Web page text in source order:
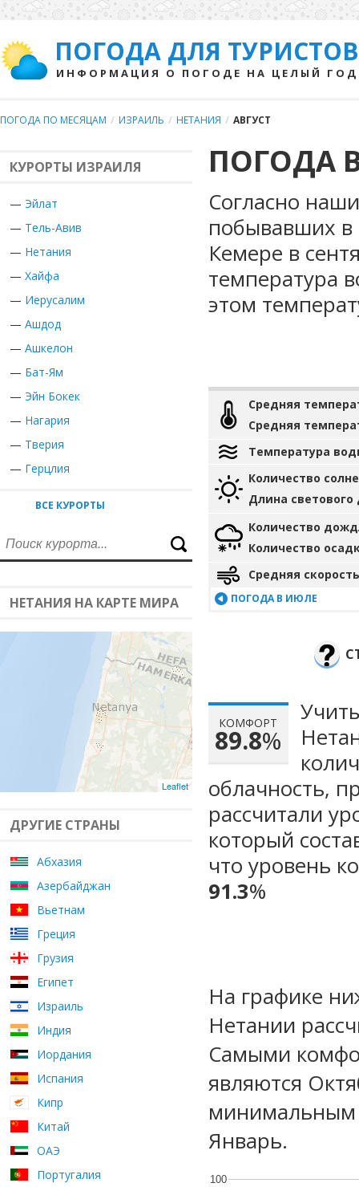
ПОГОДА ДЛЯ ТУРИСТОВ
ИНФОРМАЦИЯ О ПОГОДЕ НА ЦЕЛЫЙ ГОД
ПОГОДА ПО МЕСЯЦАМ / ИЗРАИЛЬ / НЕТАНИЯ / АВГУСТ
КУРОРТЫ ИЗРАИЛЯ
— Эйлат
— Тель-Авив
— Нетания
— Хайфа
— Иерусалим
— Ашдод
— Ашкелон
— Бат-Ям
— Эйн Бокек
— Нагария
— Тверия
— Герцлия
ВСЕ КУРОРТЫ
НЕТАНИЯ НА КАРТЕ МИРА
Leaflet
ДРУГИЕ СТРАНЫ
Абхазия
Азербайджан
Вьетнам
Греция
Грузия
Египет
Израиль
Индия
Иордания
Испания
Кипр
Китай
ОАЭ
Португалия
ПОГОДА
Согласно
побывавших в
Кемере в
температура
этом
Средняя
Средняя
Температура
Количество
Длина светового
Количество
Количество
Средняя
ПОГОДА В ИЮЛЕ
КОМФОРТ
89.8%
облачность,
рассчитали
который
что уровень
91.3%
На графике
Нетании
Самыми
являются
минимальным
Январь.
100